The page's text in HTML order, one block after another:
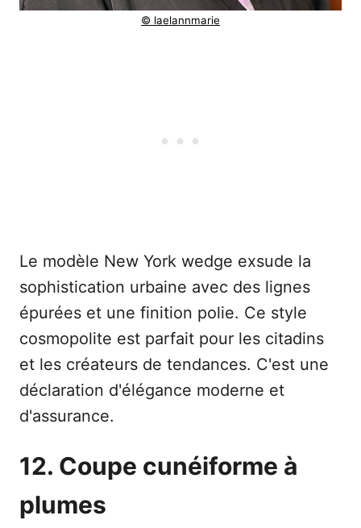
© laelannmarie
Le modèle New York wedge exsude la
sophistication urbaine avec des lignes
épurées et une finition polie. Ce style
cosmopolite est parfait pour les citadins
et les créateurs de tendances. C'est une
déclaration d'élégance moderne et
d'assurance.
12. Coupe cunéiforme à
plumes